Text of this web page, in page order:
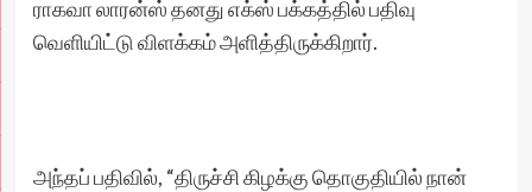
ராகவா லாரன்ஸ் தனது எக்ஸ் பக்கத்தில் பதிவு
வெளியிட்டு விளக்கம் அளித்திருக்கிறார்.
அந்தப் பதிவில், “திருச்சி கிழக்கு தொகுதியில் நான்